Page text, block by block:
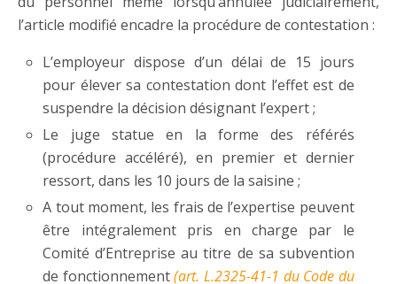
l’article modifié encadre la procédure de contestation :
L’employeur dispose d’un délai de 15 jours
pour élever sa contestation dont l’effet est de
suspendre la décision désignant l’expert ;
Le juge statue en la forme des référés
(procédure accéléré), en premier et dernier
ressort, dans les 10 jours de la saisine ;
A tout moment, les frais de l’expertise peuvent
être intégralement pris en charge par le
Comité d’Entreprise au titre de sa subvention
de fonctionnement(art. L.2325-41-1 du Code du